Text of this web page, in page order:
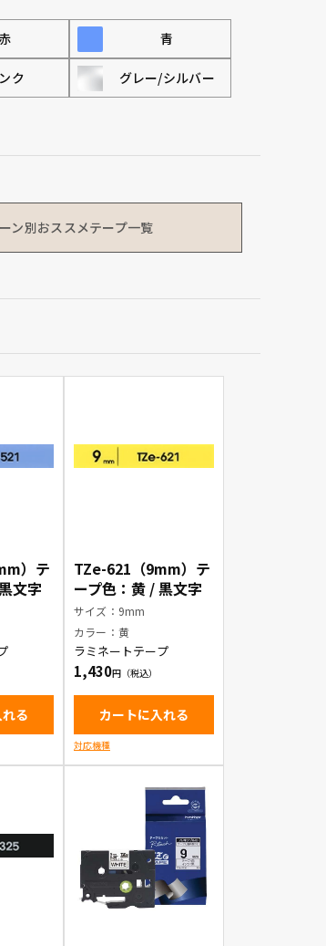
青
ク グレー/シルバー
ン別おススメテープ一覧
）テ
文字
る
TZe-621（9mm）テ
ープ色：黄 / 黒文字
サイズ：9mm
カラー：黄
ラミネートテープ
1,430
カートに入れる
対応機種